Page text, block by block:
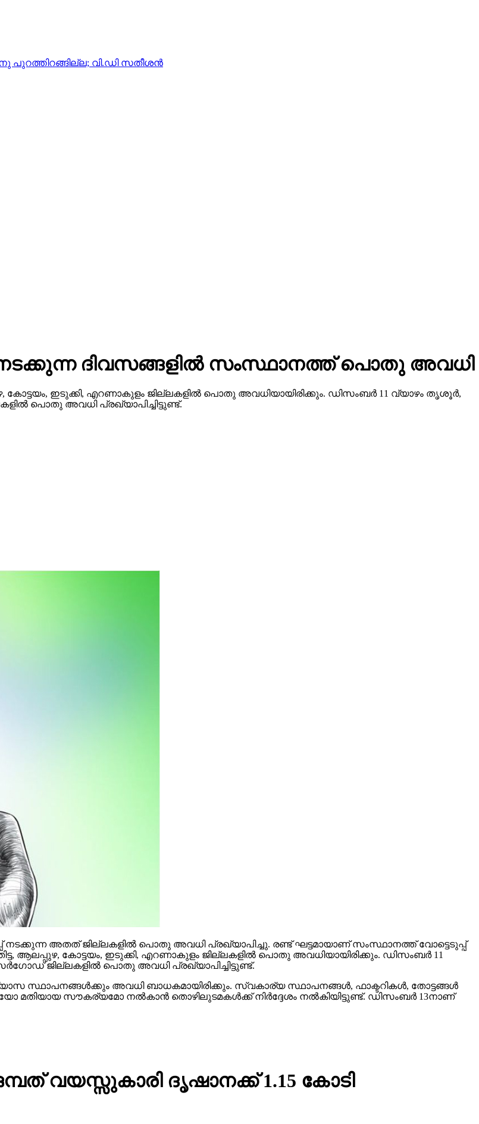
പുറത്തിറങ്ങില്ല; വി.ഡി സതീശന്‍
നടക്കുന്ന ദിവസങ്ങളില്‍ സംസ്ഥാനത്ത് പൊതു അവധി
ഇടുക്കി, എറണാകുളം ജില്ലകളില്‍ പൊതു അവധിയായിരിക്കും. ഡിസംബര്‍ 11 വ്യാഴം തൃശൂര്‍,
പൊതു അവധി പ്രഖ്യാപിച്ചിട്ടുണ്ട്.
നടക്കുന്ന അതത് ജില്ലകളില്‍ പൊതു അവധി പ്രഖ്യാപിച്ചു. രണ്ട് ഘട്ടമായാണ് സംസ്ഥാനത്ത് വോട്ടെടുപ്പ്
ആലപ്പുഴ, കോട്ടയം, ഇടുക്കി, എറണാകുളം ജില്ലകളില്‍ പൊതു അവധിയായിരിക്കും. ഡിസംബര്‍ 11
ജില്ലകളില്‍ പൊതു അവധി പ്രഖ്യാപിച്ചിട്ടുണ്ട്.
സ്ഥാപനങ്ങള്‍ക്കും അവധി ബാധകമായിരിക്കും. സ്വകാര്യ സ്ഥാപനങ്ങള്‍, ഫാക്ടറികള്‍, തോട്ടങ്ങള്‍
മതിയായ സൗകര്യമോ നല്‍കാന്‍ തൊഴിലുടമകള്‍ക്ക് നിര്‍ദ്ദേശം നല്‍കിയിട്ടുണ്ട്. ഡിസംബര്‍ 13നാണ്
വയസ്സുകാരി ദൃഷാനക്ക് 1.15 കോടി